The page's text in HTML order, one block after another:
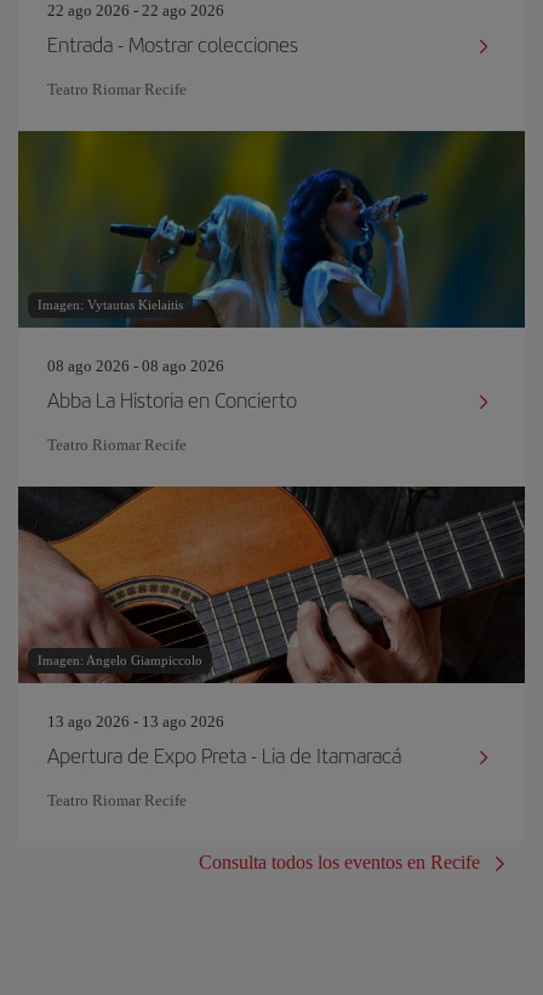
22 ago 2026 - 22 ago 2026
Entrada - Mostrar colecciones
Teatro Riomar Recife
Imagen: Vytautas Kielaitis
08 ago 2026 - 08 ago 2026
Abba La Historia en Concierto
Teatro Riomar Recife
Imagen: Angelo Giampiccolo
13 ago 2026 - 13 ago 2026
Apertura de Expo Preta - Lia de Itamaracá
Teatro Riomar Recife
Consulta todos los eventos en Recife